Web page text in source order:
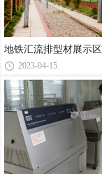
地铁汇流排型材展示区
2023-04-15